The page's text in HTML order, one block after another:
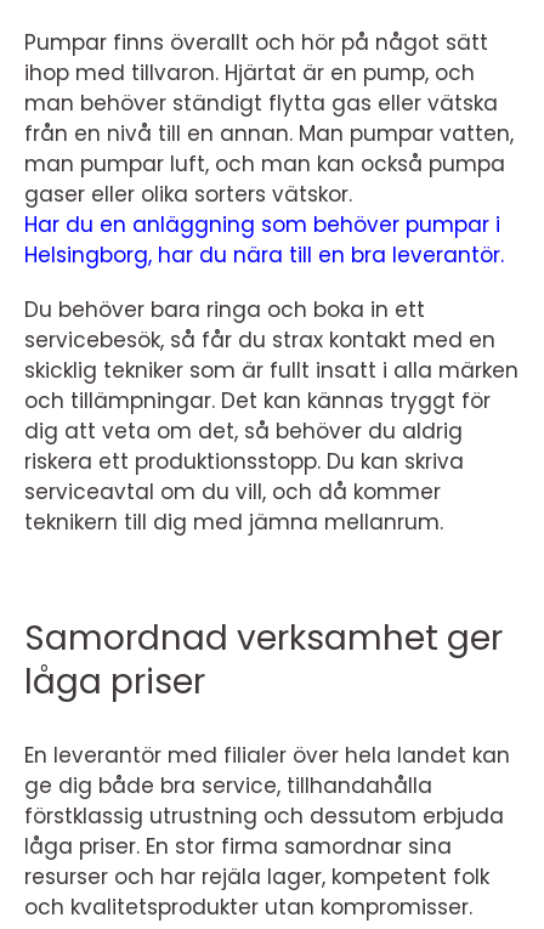
Pumpar finns överallt och hör på något sätt
ihop med tillvaron. Hjärtat är en pump, och
man behöver ständigt flytta gas eller vätska
från en nivå till en annan. Man pumpar vatten,
man pumpar luft, och man kan också pumpa
gaser eller olika sorters vätskor.
Har du en anläggning som behöver pumpar i
Helsingborg, har du nära till en bra leverantör.
Du behöver bara ringa och boka in ett
servicebesök, så får du strax kontakt med en
skicklig tekniker som är fullt insatt i alla märken
och tillämpningar. Det kan kännas tryggt för
dig att veta om det, så behöver du aldrig
riskera ett produktionsstopp. Du kan skriva
serviceavtal om du vill, och då kommer
teknikern till dig med jämna mellanrum.
Samordnad verksamhet ger
låga priser
En leverantör med filialer över hela landet kan
ge dig både bra service, tillhandahålla
förstklassig utrustning och dessutom erbjuda
låga priser. En stor firma samordnar sina
resurser och har rejäla lager, kompetent folk
och kvalitetsprodukter utan kompromisser.